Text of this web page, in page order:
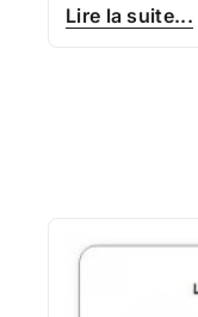
Lire la suite...